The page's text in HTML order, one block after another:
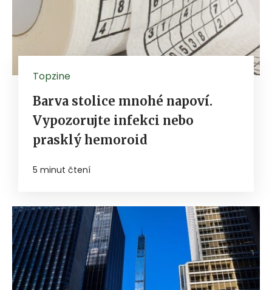
Topzine
Barva stolice mnohé napoví.
Vypozorujte infekci nebo
prasklý hemoroid
5 minut čtení